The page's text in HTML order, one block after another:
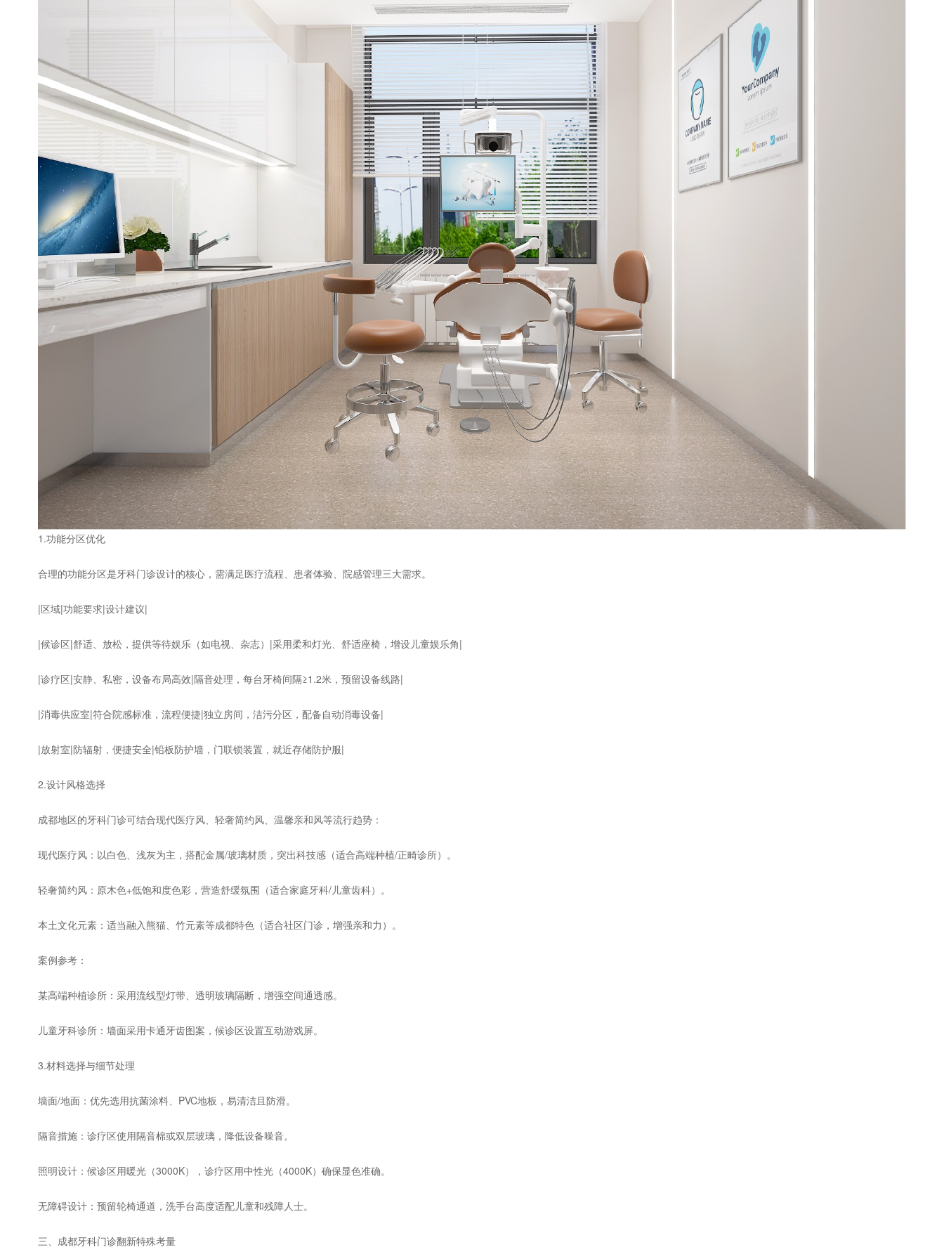
1.功能分区优化
合理的功能分区是牙科门诊设计的核心，需满足医疗流程、患者体验、院感管理三大需求。
|区域|功能要求|设计建议|
|候诊区|舒适、放松，提供等待娱乐（如电视、杂志）|采用柔和灯光、舒适座椅，增设儿童娱乐角|
|诊疗区|安静、私密，设备布局高效|隔音处理，每台牙椅间隔≥1.2米，预留设备线路|
|消毒供应室|符合院感标准，流程便捷|独立房间，洁污分区，配备自动消毒设备|
|放射室|防辐射，便捷安全|铅板防护墙，门联锁装置，就近存储防护服|
2.设计风格选择
成都地区的牙科门诊可结合现代医疗风、轻奢简约风、温馨亲和风等流行趋势：
现代医疗风：以白色、浅灰为主，搭配金属/玻璃材质，突出科技感（适合高端种植/正畸诊所）。
轻奢简约风：原木色+低饱和度色彩，营造舒缓氛围（适合家庭牙科/儿童齿科）。
本土文化元素：适当融入熊猫、竹元素等成都特色（适合社区门诊，增强亲和力）。
案例参考：
某高端种植诊所：采用流线型灯带、透明玻璃隔断，增强空间通透感。
儿童牙科诊所：墙面采用卡通牙齿图案，候诊区设置互动游戏屏。
3.材料选择与细节处理
墙面/地面：优先选用抗菌涂料、PVC地板，易清洁且防滑。
隔音措施：诊疗区使用隔音棉或双层玻璃，降低设备噪音。
照明设计：候诊区用暖光（3000K），诊疗区用中性光（4000K）确保显色准确。
无障碍设计：预留轮椅通道，洗手台高度适配儿童和残障人士。
三、成都牙科门诊翻新特殊考量